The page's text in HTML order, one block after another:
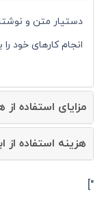
دستیار متن و
انجام کارهای خود
مزایای
هزینه استفاده از
"]